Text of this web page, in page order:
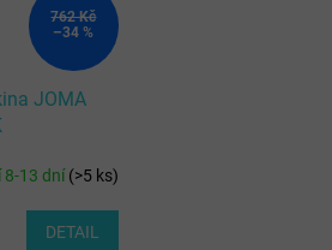
762 Kč
–34 %
JOMA
8-13 dní(>5 ks)
DETAIL